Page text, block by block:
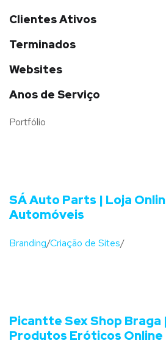
Clientes Ativos
Terminados
Websites
Anos de Serviço
Portfólio
SÁ Auto Parts | Loja
Automóveis
Branding/Criação de Sites/
Picantte Sex Shop Braga
Produtos Eróticos Online